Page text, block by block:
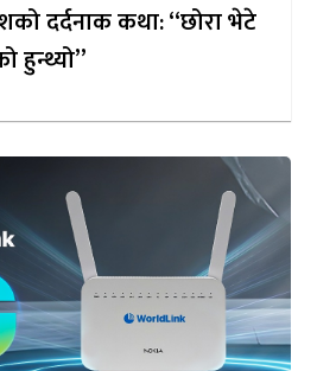
दर्दनाक कथा: “छोरा भेटे
हुन्थ्यो”